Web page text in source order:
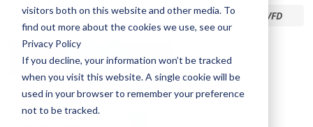
visitors both on this website and other media. To
find out more about the cookies we use, see our
Privacy Policy
If you decline, your information won’t be tracked
when you visit this website. A single cookie will be
used in your browser to remember your preference
not to be tracked.
Inizio / Biblioteca /Marley Insight – Pacchetto motore VFD